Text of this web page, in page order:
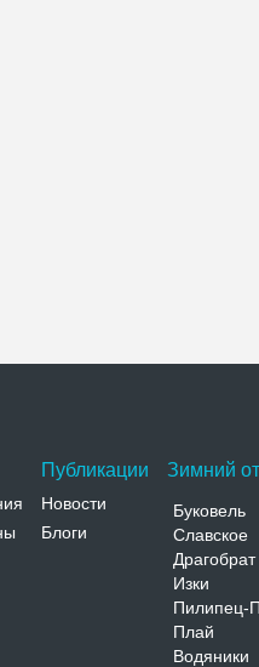
Публикации
Новости
Блоги
Зимний
Буковель
Славское
Драгобрат
Изки
Пилипец-
Плай
Водяники